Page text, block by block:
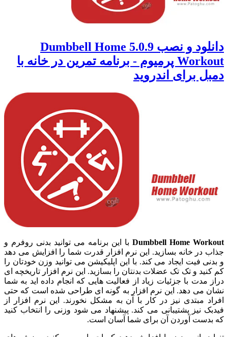
دانلود و نصب 5.0.9 Dumbbell Home
Workout پرمیوم - برنامه تمرین در خانه با
دمبل برای اندروید
Dumbbell Home Workout با این برنامه می توانید بدنی روفرم و
جذاب در خانه بسازید. این نرم افزار قدرت شما را افزایش می دهد
و بدنی فیت ایجاد می کند. با این اپلیکیشن می توانید وزن خودتان را
کم کنید و تک تک عضلات بدنتان را بسازید. این نرم افزار تاریخچه ای
دراز مدت با جزئیات زیاد از فعالیت هایی که انجام داده اید به شما
نشان می دهد. این نرم افزار به گونه ای طراحی شده است که حتی
افراد مبتدی نیز در کار با آن به مشکل نخورند. این نرم افزار از
فیدبک نیز پشتیبانی می کند. پیشنهاد می شود وزنی را انتخاب کنید
که بدست آوردن آن برای شما آسان است.